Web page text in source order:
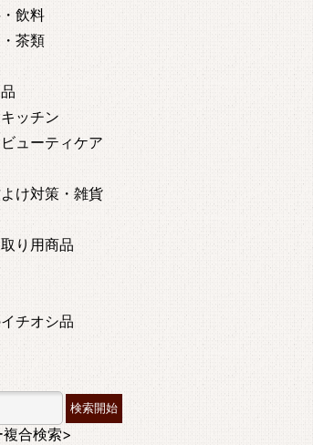
飲料
茶類
ッチン
ューティケア
け対策・雑貨
り用商品
チオシ品
合検索>